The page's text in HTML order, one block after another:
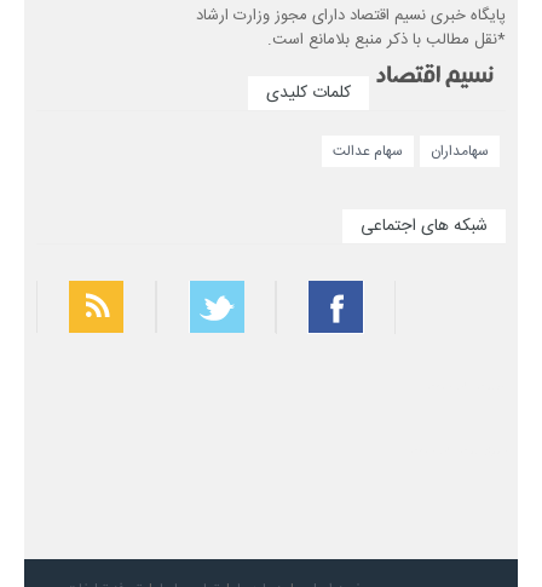
پایگاه خبری نسیم اقتصاد دارای مجوز وزارت ارشاد
*نقل مطالب با ذکر منبع بلامانع است.
کلمات کلیدی
سهامداران سهام عدالت
شبکه های اجتماعی